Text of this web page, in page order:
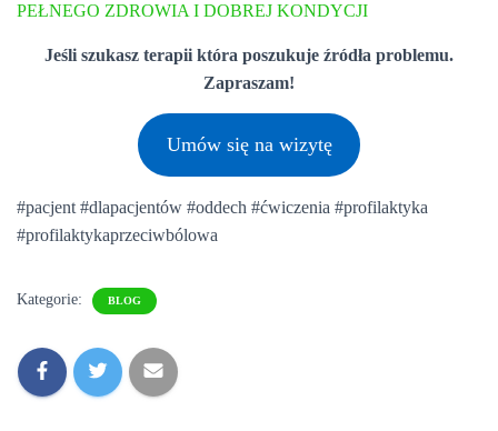
PEŁNEGO ZDROWIA I DOBREJ KONDYCJI
Jeśli szukasz terapii która poszukuje źródła problemu.
Zapraszam!
Umów się na wizytę
#pacjent #dlapacjentów #oddech #ćwiczenia #profilaktyka
#profilaktykaprzeciwbólowa
Kategorie: BLOG